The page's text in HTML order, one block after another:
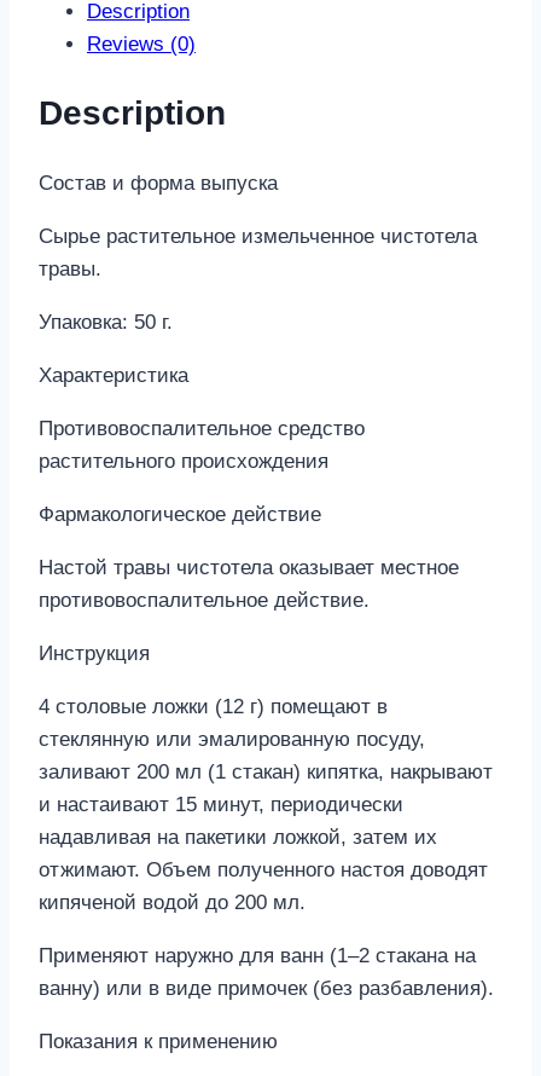
Description
Reviews (0)
Description
Состав и форма выпуска
Сырье растительное измельченное чистотела
травы.
Упаковка: 50 г.
Характеристика
Противовоспалительное средство
растительного происхождения
Фармакологическое действие
Настой травы чистотела оказывает местное
противовоспалительное действие.
Инструкция
4 столовые ложки (12 г) помещают в
стеклянную или эмалированную посуду,
заливают 200 мл (1 стакан) кипятка, накрывают
и настаивают 15 минут, периодически
надавливая на пакетики ложкой, затем их
отжимают. Объем полученного настоя доводят
кипяченой водой до 200 мл.
Применяют наружно для ванн (1–2 стакана на
ванну) или в виде примочек (без разбавления).
Показания к применению